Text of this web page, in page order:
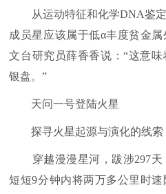
从运动特征和化学DNA鉴定
成员星应该属于低α丰度贫金
文台研究员薛香香说：“这意
银盘。”
天问一号登陆火星
探寻火星起源与演化的线索
穿越漫漫星河，跋涉297天
短短9分钟内将两万多公里时